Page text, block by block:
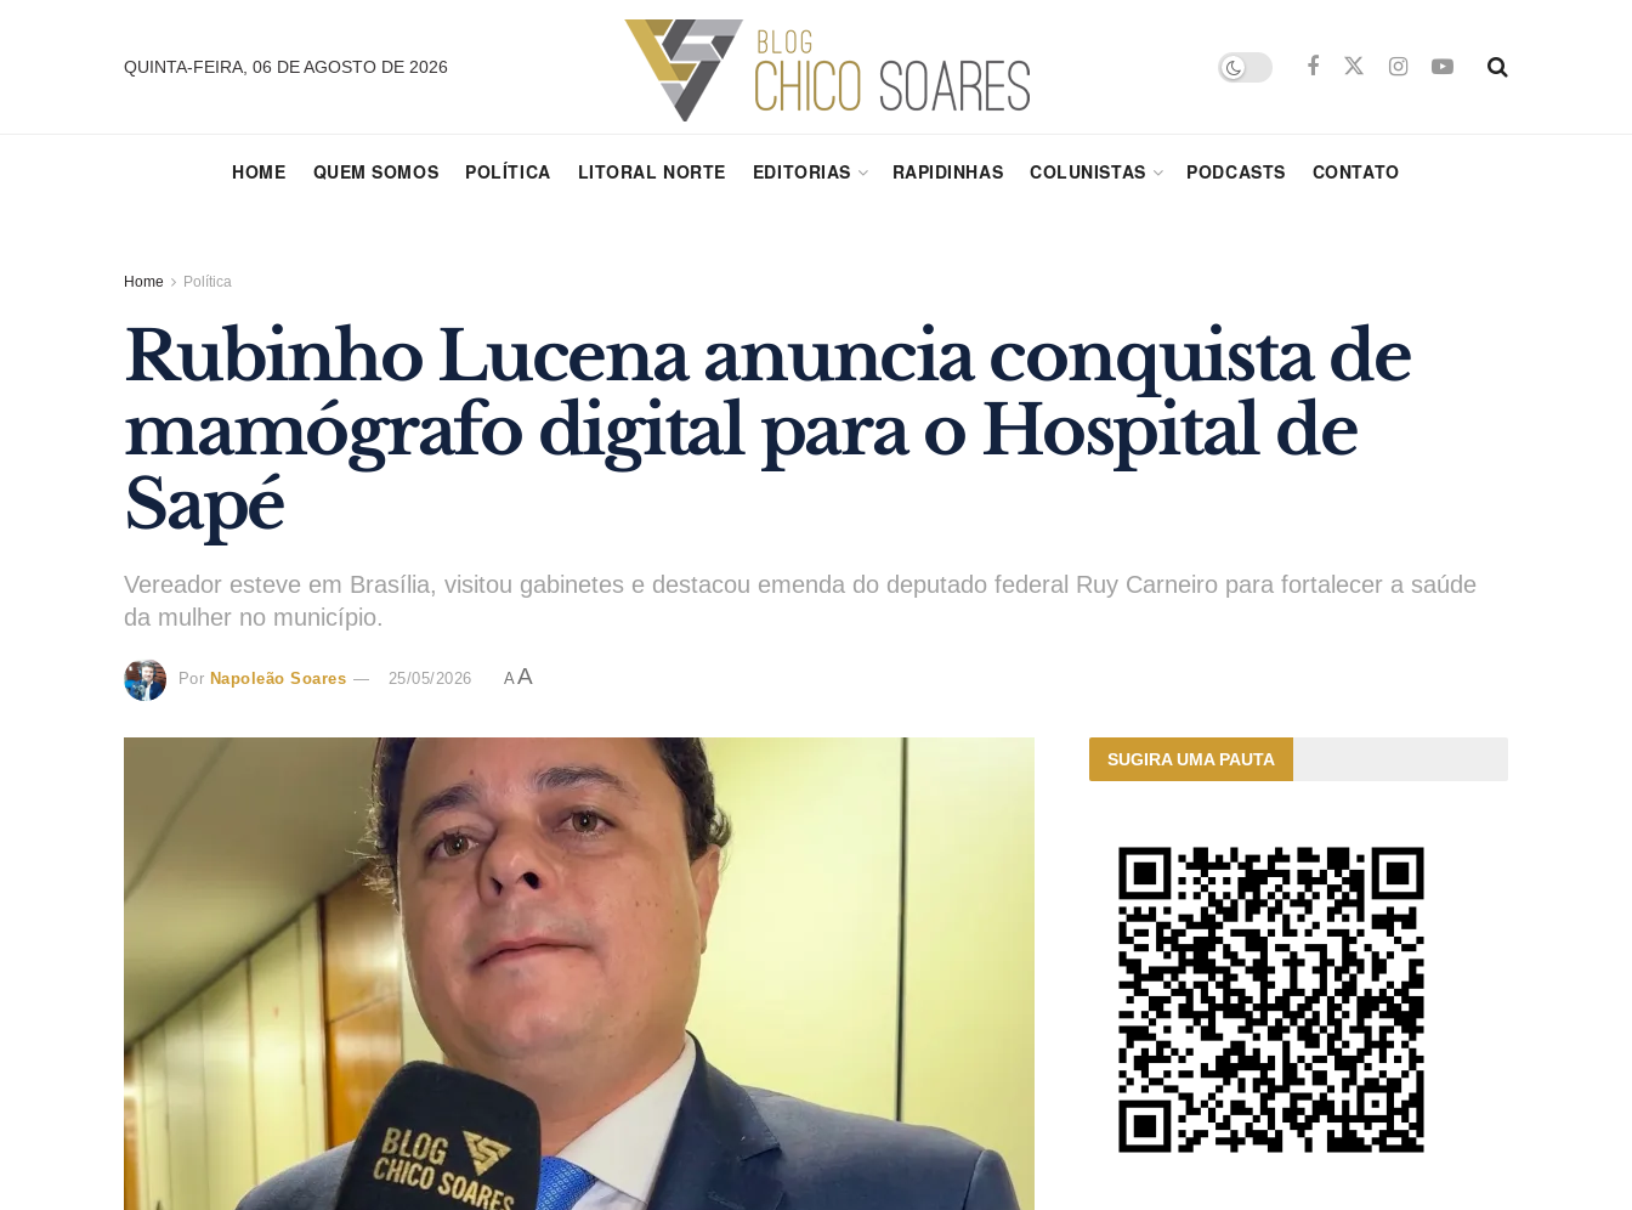
QUINTA-FEIRA, 06 DE AGOSTO DE 2026
HOME QUEM SOMOS POLÍTICA LITORAL NORTE EDITORIAS RAPIDINHAS COLUNISTAS PODCASTS CONTATO
Home Política
Rubinho Lucena anuncia conquista de
mamógrafo digital para o Hospital de
Sapé
Vereador esteve em Brasília, visitou gabinetes e destacou emenda do deputado federal Ruy Carneiro para fortalecer a saúde
da mulher no município.
Por Napoleão Soares 25/05/2026 AA
SUGIRA UMA PAUTA